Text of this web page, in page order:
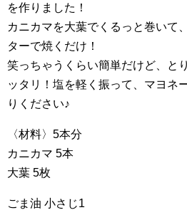
を作りました！
カニカマを大葉でくるっと巻いて
ターで焼くだけ！
笑っちゃうくらい簡単だけど、と
ッタリ！塩を軽く振って、マヨネ
りください♪
〈材料〉5本分
カニカマ 5本
大葉 5枚
ごま油 小さじ1